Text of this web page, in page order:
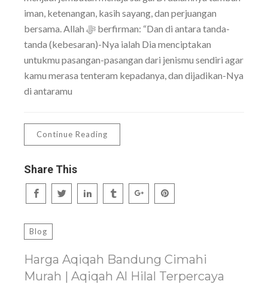
iman, ketenangan, kasih sayang, dan perjuangan
bersama. Allah ﷻ berfirman: “Dan di antara tanda-
tanda (kebesaran)-Nya ialah Dia menciptakan
untukmu pasangan-pasangan dari jenismu sendiri agar
kamu merasa tenteram kepadanya, dan dijadikan-Nya
di antaramu
Continue Reading
Share This
Blog
Harga Aqiqah Bandung Cimahi
Murah | Aqiqah Al Hilal Terpercaya